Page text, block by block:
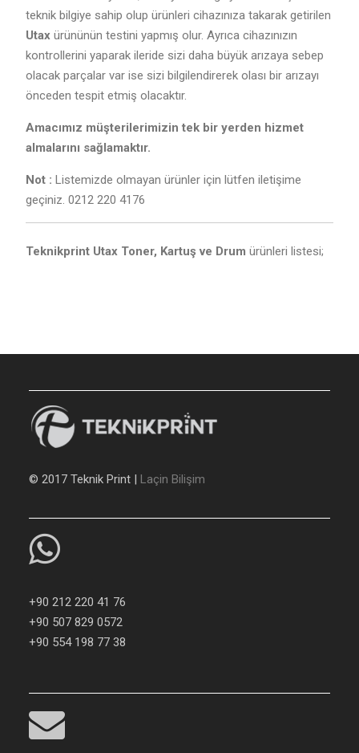
teknik bilgiye sahip olup ürünleri cihazınıza takarak getirilen
Utaxürününün testini yapmış olur. Ayrıca cihazınızın
kontrollerini yaparak ileride sizi daha büyük arızaya sebep
olacak parçalar var ise sizi bilgilendirerek olası bir arızayı
önceden tespit etmiş olacaktır.
Amacımız müşterilerimizin tek bir yerden hizmet
almalarını sağlamaktır.
Not : Listemizde olmayan ürünler için lütfen iletişime
geçiniz. 0212 220 4176
Teknikprint Utax Toner, Kartuş ve Drum ürünleri listesi;
© 2017 Teknik Print | Laçin Bilişim
+90 212 220 41 76
+90 507 829 0572
+90 554 198 77 38